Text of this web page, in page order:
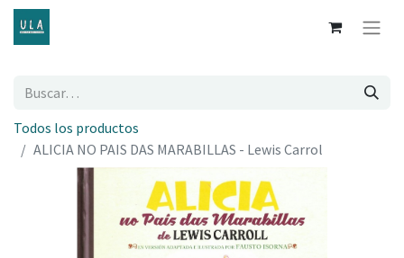
Todos los productos
ALICIA NO PAIS DAS MARABILLAS - Lewis Carrol